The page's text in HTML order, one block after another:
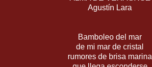
Agustín Lara
Bamboleo del mar
de mi mar de cristal
rumores de brisa marina